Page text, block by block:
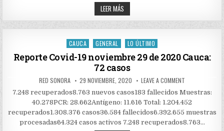
POR
19
LEER MÁS27
PERSONAS
MURIERON
EN
DEL
CAUCA
POR
COVID-
19
Posted
in
CAUCA GENERAL LO ÚLTIMO
Reporte Covid-19 noviembre 29 de 2020 Cauca:
72 casos
AUTHOR:
RED SONORA PUBLISHED
DATE:
29 NOVIEMBRE, 2020 LEAVE A COMMENT
COVID-
19
NOVIEMBRE
29
DE
2020
7.248 recuperados8.763 nuevos casos183 fallecidos Muestras:
40.278PCR: 28.662Antígeno: 11.616 Total: 1.204.452
recuperados1.308.376 casos36.584 fallecidos6.392.655 muestras
procesadas64.324 casos activos 7.248 recuperados8.763…